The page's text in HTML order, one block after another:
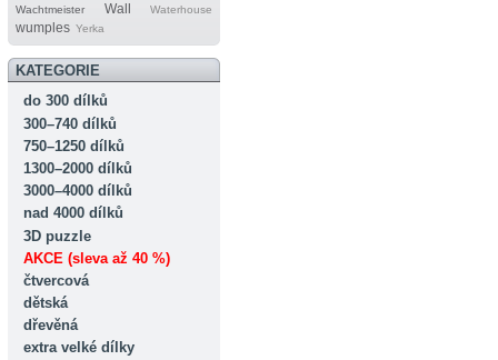
Wachtmeister
Wall Waterhouse
wumples Yerka
KATEGORIE
do 300 dílků
300–740 dílků
750–1250 dílků
1300–2000 dílků
3000–4000 dílků
nad 4000 dílků
3D puzzle
AKCE (sleva až 40 %)
čtvercová
dětská
dřevěná
extra velké dílky